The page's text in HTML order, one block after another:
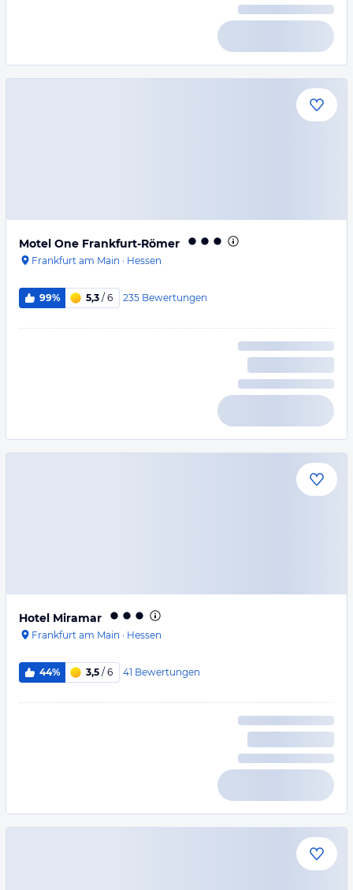
Motel One Frankfurt-Römer
Frankfurt am Main · Hessen
99% 5,3 / 6 235 Bewertungen
Hotel Miramar
Frankfurt am Main · Hessen
44% 3,5 / 6 41 Bewertungen